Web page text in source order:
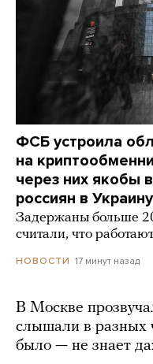
ФСБ устроила
на
через них якобы
россиян в Украину
Задержаны больше
считали, что
НОВОСТИ 17 минут назад
В Москве
слышали в разных
было — не знает